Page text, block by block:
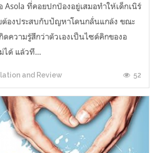
Asola ที่คอยปกป้องอยู่เสมอทำให้เด็กเนิร์
ต้องประสบกับปัญหาโดนกลั่นแกล้ง ขณะ
ดความรู้สึกว่าตัวเองเป็นไซด์คิกของอ
ได้ แล้วที...
and Review 52